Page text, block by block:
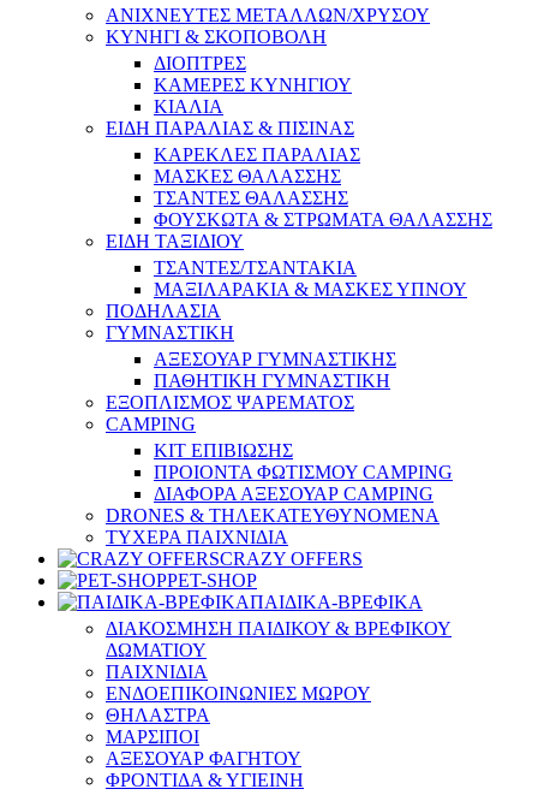
ΑΝΙΧΝΕΥΤΕΣ ΜΕΤΑΛΛΩΝ/ΧΡΥΣΟΥ
ΚΥΝΗΓΙ & ΣΚΟΠΟΒΟΛΗ
ΔΙΟΠΤΡΕΣ
ΚΑΜΕΡΕΣ ΚΥΝΗΓΙΟΥ
ΚΙΑΛΙΑ
ΕΙΔΗ ΠΑΡΑΛΙΑΣ & ΠΙΣΙΝΑΣ
ΚΑΡΕΚΛΕΣ ΠΑΡΑΛΙΑΣ
ΜΑΣΚΕΣ ΘΑΛΑΣΣΗΣ
ΤΣΑΝΤΕΣ ΘΑΛΑΣΣΗΣ
ΦΟΥΣΚΩΤΑ & ΣΤΡΩΜΑΤΑ ΘΑΛΑΣΣΗΣ
ΕΙΔΗ ΤΑΞΙΔΙΟΥ
ΤΣΑΝΤΕΣ/ΤΣΑΝΤΑΚΙΑ
ΜΑΞΙΛΑΡΑΚΙΑ & ΜΑΣΚΕΣ ΥΠΝΟΥ
ΠΟΔΗΛΑΣΙΑ
ΓΥΜΝΑΣΤΙΚΗ
ΑΞΕΣΟΥΑΡ ΓΥΜΝΑΣΤΙΚΗΣ
ΠΑΘΗΤΙΚΗ ΓΥΜΝΑΣΤΙΚΗ
ΕΞΟΠΛΙΣΜΟΣ ΨΑΡΕΜΑΤΟΣ
CAMPING
ΚΙΤ ΕΠΙΒΙΩΣΗΣ
ΠΡΟΙΟΝΤΑ ΦΩΤΙΣΜΟΥ CAMPING
ΔΙΑΦΟΡΑ ΑΞΕΣΟΥΑΡ CAMPING
DRONES & ΤΗΛΕΚΑΤΕΥΘΥΝΟΜΕΝΑ
ΤΥΧΕΡΑ ΠΑΙΧΝΙΔΙΑ
CRAZY OFFERS
PET-SHOP
ΠΑΙΔΙΚΑ-ΒΡΕΦΙΚΑ
ΔΙΑΚΟΣΜΗΣΗ ΠΑΙΔΙΚΟΥ & ΒΡΕΦΙΚΟΥ
ΔΩΜΑΤΙΟΥ
ΠΑΙΧΝΙΔΙΑ
ΕΝΔΟΕΠΙΚΟΙΝΩΝΙΕΣ ΜΩΡΟΥ
ΘΗΛΑΣΤΡΑ
ΜΑΡΣΙΠΟΙ
ΑΞΕΣΟΥΑΡ ΦΑΓΗΤΟΥ
ΦΡΟΝΤΙΔΑ & ΥΓΙΕΙΝΗ